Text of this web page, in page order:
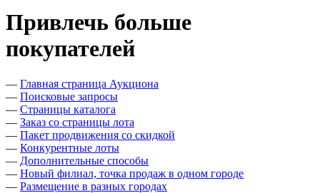
Привлечь больше
покупателей
― Главная страница Аукциона
― Поисковые запросы
― Страницы каталога
― Заказ со страницы лота
― Пакет продвижения со скидкой
― Конкурентные лоты
― Дополнительные способы
― Новый филиал, точка продаж в одном городе
― Размещение в разных городах